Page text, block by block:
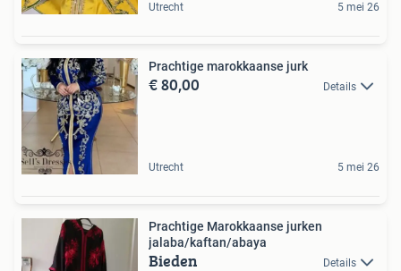
Utrecht 5 mei 26
Prachtige marokkaanse jurk
€ 80,00 Details
Utrecht 5 mei 26
Prachtige Marokkaanse jurken
jalaba/kaftan/abaya
Bieden Details